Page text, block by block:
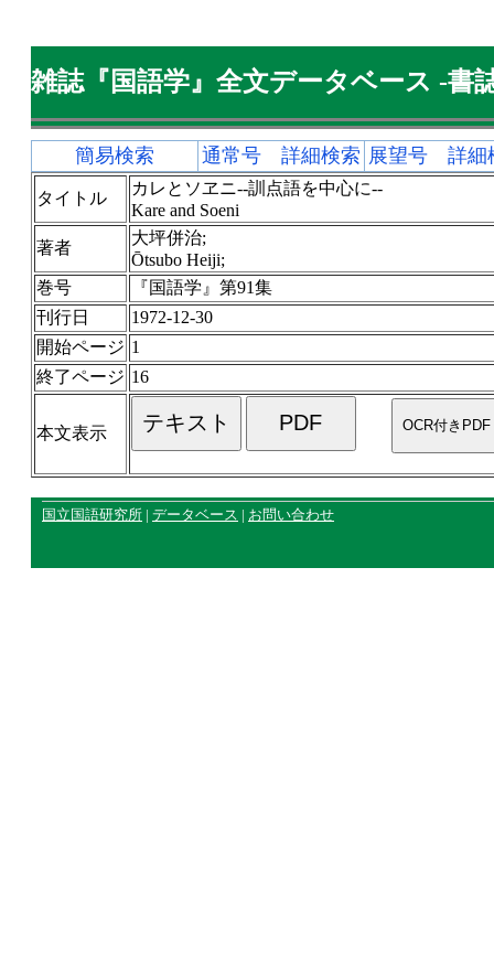
雑誌『国語学』全文データベース -書
簡易検索 通常号 詳細検索 展望号 詳細
タイトル
カレとソヱニ--訓点語を中心に--
Kare and Soeni
著者
大坪併治;
Ōtsubo Heiji;
巻号
『国語学』第91集
刊行日
1972-12-30
開始ページ 1
終了ページ 16
本文表示
国立国語研究所 | データベース | お問い合わせ